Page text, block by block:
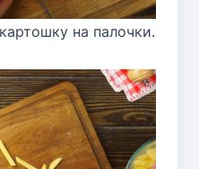
на палочки.